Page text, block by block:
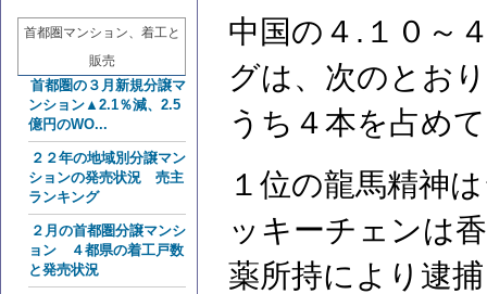
首都圏マンション、着工と
販売
首都圏の３月新規分譲マ
ンション▲2.1％減、2.5
億円のWO...
２２年の地域別分譲マン
ションの発売状況 売主
ランキング
２月の首都圏分譲マンシ
ョン ４都県の着工戸数
と発売状況
中国の４.１０～
グは、次のとお
うち４本を占め
１位の龍馬精神
ッキーチェンは
薬所持により逮